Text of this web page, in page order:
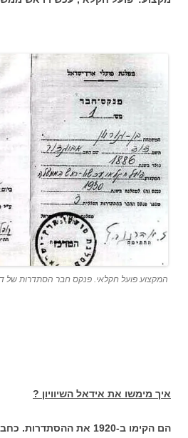
המקצוע פועל חקלאי. פנקס חבר הסתדרות של דוד
איך מימשו את אידאל השיוויון ?
הם הקימו ב-1920 את